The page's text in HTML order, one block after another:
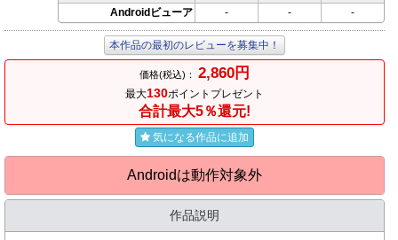
Androidビューア
- - -
本作品の最初のレビューを募集中！
価格(税込)： 2,860円
最大130ポイントプレゼント
合計最大5％還元!
気になる作品に追加
Androidは動作対象外
作品説明